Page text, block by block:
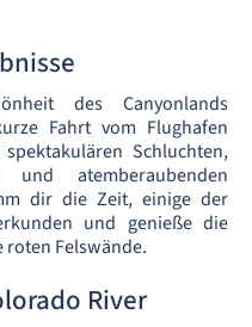
des Canyonlands
Fahrt vom Flughafen
Schluchten,
und atemberaubenden
dir die Zeit, einige der
und genieße die
Felswände.
River